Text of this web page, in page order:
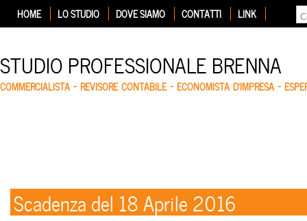
HOME LO STUDIO DOVE SIAMO CONTATTI LINK
STUDIO PROFESSIONALE BRENNA
COMMERCIALISTA – REVISORE CONTABILE – ECONOMISTA D'IMPRESA –
Scadenza del 18 Aprile 2016